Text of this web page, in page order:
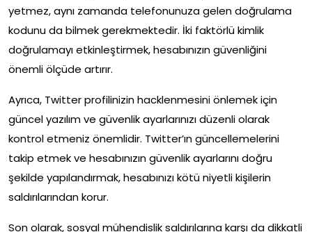
yetmez, aynı zamanda telefonunuza gelen doğrulama
kodunu da bilmek gerekmektedir. İki faktörlü kimlik
doğrulamayı etkinleştirmek, hesabınızın güvenliğini
önemli ölçüde artırır.
Ayrıca, Twitter profilinizin hacklenmesini önlemek için
güncel yazılım ve güvenlik ayarlarınızı düzenli olarak
kontrol etmeniz önemlidir. Twitter’ın güncellemelerini
takip etmek ve hesabınızın güvenlik ayarlarını doğru
şekilde yapılandırmak, hesabınızı kötü niyetli kişilerin
saldırılarından korur.
Son olarak, sosyal mühendislik saldırılarına karşı da dikkatli